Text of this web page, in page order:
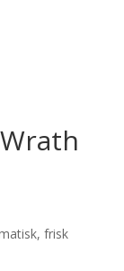
frisk